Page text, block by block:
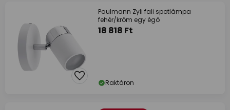
Paulmann Zyli fali spotlámpa
fehér/króm egy égő
18 818 Ft
Raktáron